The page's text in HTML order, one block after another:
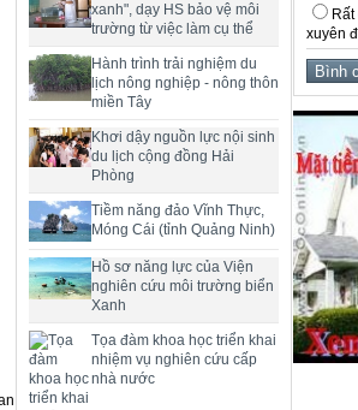
xanh", dạy HS bảo vệ môi
trường từ việc làm cụ thể
Hành trình trải nghiệm du
lịch nông nghiệp - nông thôn
miền Tây
Khơi dậy nguồn lực nội sinh
du lịch cộng đồng Hải
Phòng
Tiềm năng đảo Vĩnh Thực,
Móng Cái (tỉnh Quảng Ninh)
Hồ sơ năng lực của Viện
nghiên cứu môi trường biển
Xanh
Tọa đàm khoa học triển khai
nhiệm vụ nghiên cứu cấp
nhà nước
xuyên